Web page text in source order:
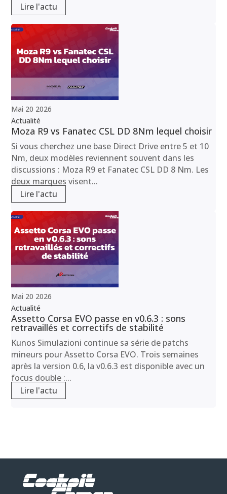
Lire l'actu
Mai 20 2026
Actualité
Moza R9 vs Fanatec CSL DD 8Nm lequel choisir
Si vous cherchez une base Direct Drive entre 5 et 10
Nm, deux modèles reviennent souvent dans les
discussions : Moza R9 et Fanatec CSL DD 8 Nm. Les
deux marques visent...
Lire l'actu
Mai 20 2026
Actualité
Assetto Corsa EVO passe en v0.6.3 : sons
retravaillés et correctifs de stabilité
Kunos Simulazioni continue sa série de patchs
mineurs pour Assetto Corsa EVO. Trois semaines
après la version 0.6, la v0.6.3 est disponible avec un
focus double :...
Lire l'actu